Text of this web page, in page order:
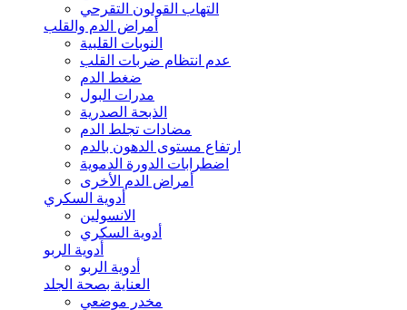
التهاب القولون التقرحي
أمراض الدم والقلب
النوبات القلبية
عدم انتظام ضربات القلب
ضغط الدم
مدرات البول
الذبحة الصدرية
مضادات تجلط الدم
ارتفاع مستوى الدهون بالدم
اضطرابات الدورة الدموية
أمراض الدم الأخرى
أدوية السكري
الانسولين
أدوية السكري
أدوية الربو
أدوية الربو
العناية بصحة الجلد
مخدر موضعي